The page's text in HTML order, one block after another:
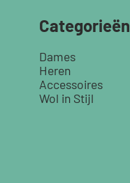
Categorieën
Dames
Heren
Accessoires
Wol in Stijl